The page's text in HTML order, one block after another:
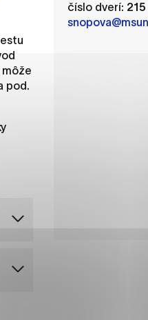
pod.
číslo dverí: 215
stránky uplatniteľnými
oblastiam webovej
stránok stránku